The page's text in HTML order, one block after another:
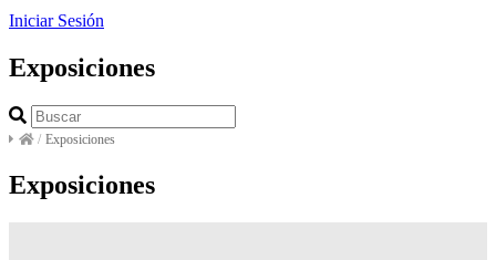
Iniciar Sesión
Exposiciones
/ Exposiciones
Exposiciones